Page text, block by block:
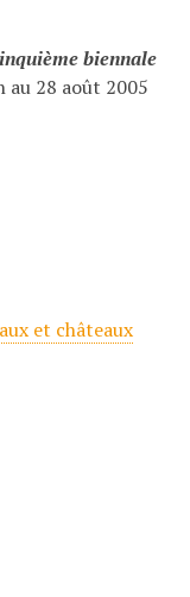
biennale
au 28 août 2005
et châteaux